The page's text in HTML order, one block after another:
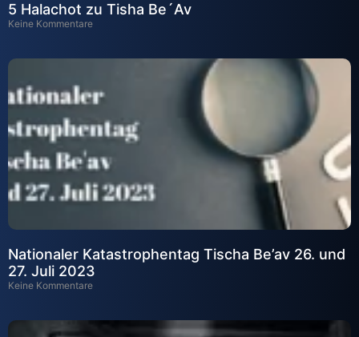
5 Halachot zu Tisha Be´Av
Keine Kommentare
Nationaler Katastrophentag Tischa Be’av 26. und
27. Juli 2023
Keine Kommentare